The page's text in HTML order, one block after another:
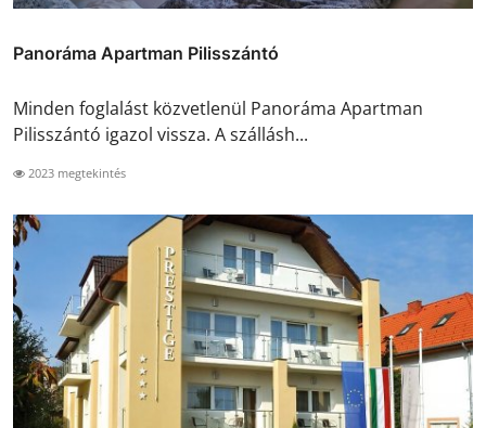
Panoráma Apartman Pilisszántó
Minden foglalást közvetlenül Panoráma Apartman
Pilisszántó igazol vissza. A szállásh...
2023 megtekintés